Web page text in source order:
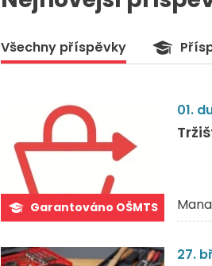
Všechny příspěvky
Garantováno OŠMTS
01.
27.